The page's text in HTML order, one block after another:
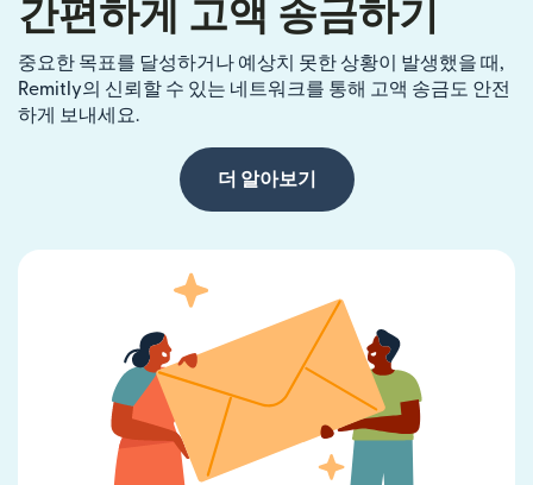
간편하게 고액 송금하기
중요한 목표를 달성하거나 예상치 못한 상황이 발생했을 때,
Remitly의 신뢰할 수 있는 네트워크를 통해 고액 송금도 안전
하게 보내세요.
더 알아보기